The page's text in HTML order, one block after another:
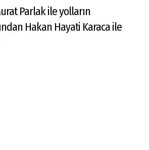
Manşetleri
Anketler
Video
Galeri
Foto
Gazipaşa
Parlak ile yolların
Hakan Hayati Karaca ile